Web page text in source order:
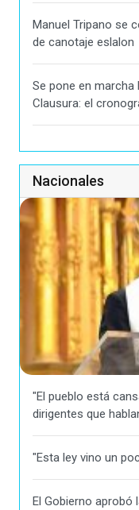
Manuel Tripano se
de canotaje eslalon
Se pone en
Clausura: el
Nacionales
"El pueblo está
dirigentes que
"Esta ley vino un
El Gobierno aprobó